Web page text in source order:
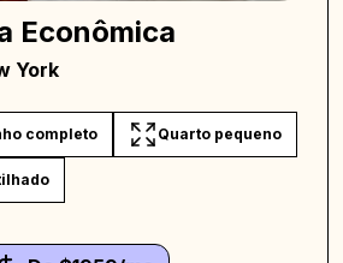
Econômica
York
completo Quarto pequeno